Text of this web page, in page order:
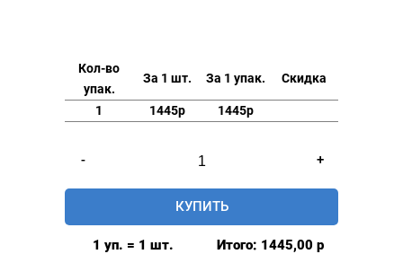
Кол-во
упак.
За 1 шт. За 1 упак. Скидка
1 1445р 1445р
-
товара
Люверсы
стальные
+
КУПИТЬ
1 уп. = 1 шт. Итого: 1445,00 р